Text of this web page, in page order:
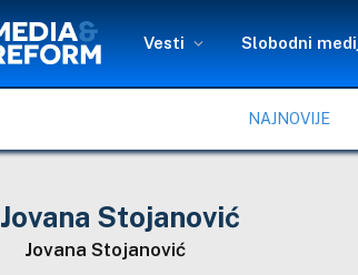
Vesti Slobodni
NAJNOVIJE
Jovana Stojanović
Jovana Stojanović